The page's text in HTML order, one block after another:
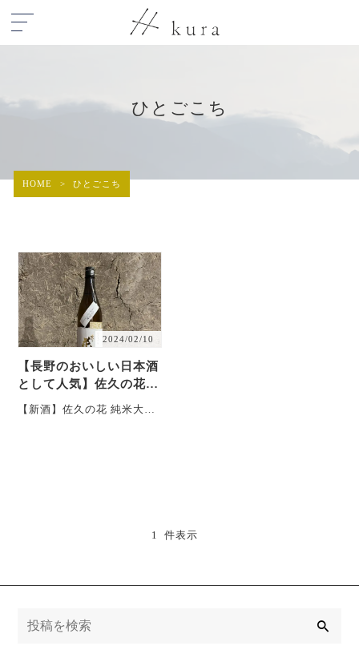
ひとごこち
HOME > ひとごこち
2024/02/10
【長野のおいしい日本酒
として人気】佐久の花の
新酒が入荷いたしまし
【新酒】佐久の花 純米大吟
1 件表示